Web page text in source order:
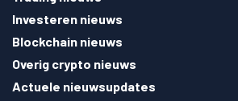
Investeren nieuws
Blockchain nieuws
Overig crypto nieuws
Actuele nieuwsupdates